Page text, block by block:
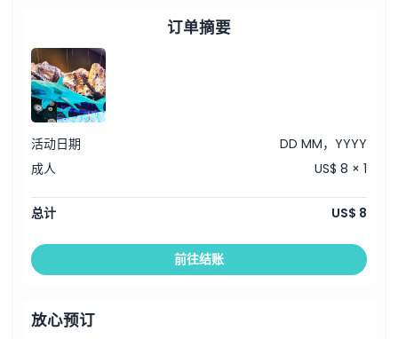
订单摘要
活动日期
DD MM，YYYY
成人
US$ 8 × 1
总计 US$ 8
前往结账
放心预订